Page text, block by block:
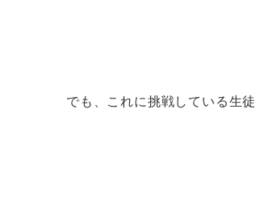
でも、これに挑戦している生徒